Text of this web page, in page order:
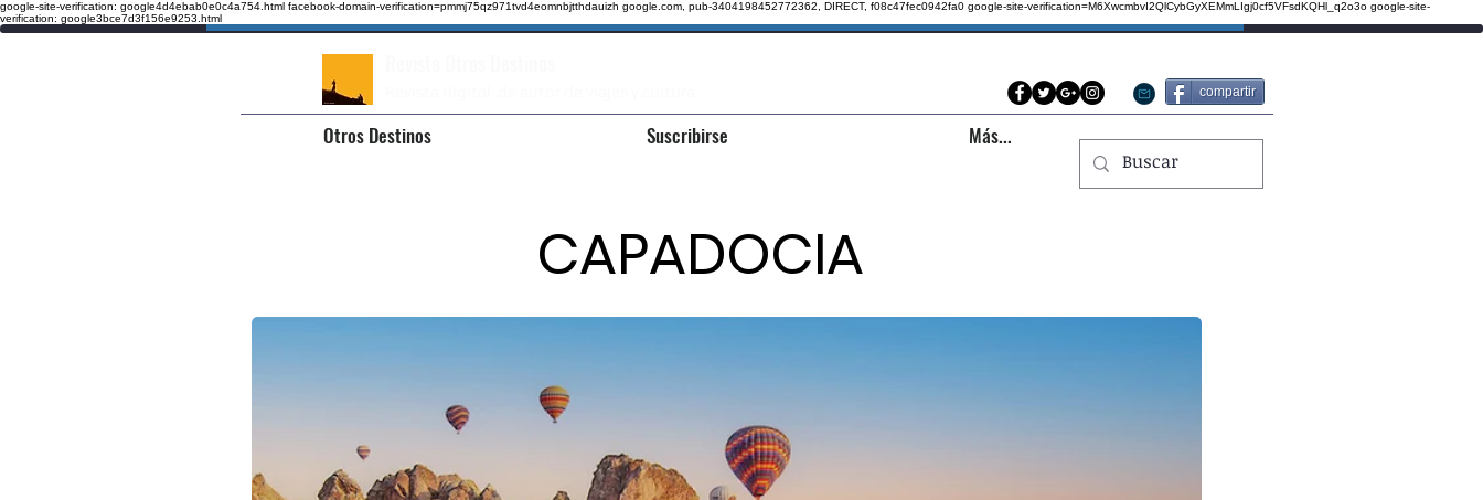
google-site-verification: google4d4ebab0e0c4a754.html facebook-domain-verification=pmmj75qz971tvd4eomnbjtthdauizh google.com, pub-3404198452772362, DIRECT, f08c47fec0942fa0 google-site-verification=M6XwcmbvI2QlCybGyXEMmLIgj0cf5VFsdKQHl_q2o3o google-site-
verification: google3bce7d3f156e9253.html
compartir
Otros Destinos Suscribirse Más...
CAPADOCIA